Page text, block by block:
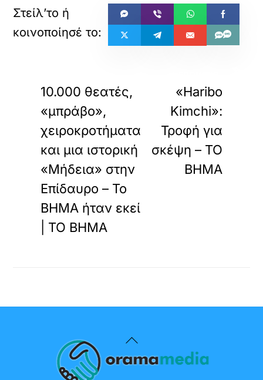
10.000 θεατές,
«μπράβο»,
χειροκροτήματα
και μια ιστορική
«Μήδεια» στην
Επίδαυρο – Το
ΒΗΜΑ ήταν εκεί
| ΤΟ ΒΗΜΑ
«Haribo
Kimchi»:
Τροφή για
σκέψη – ΤΟ
ΒΗΜΑ
Back
To